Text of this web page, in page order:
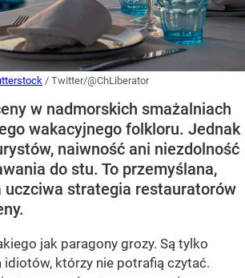
/ Twitter/@ChLiberator
w nadmorskich smażalniach
wakacyjnego folkloru. Jednak
naiwność ani niezdolność
do stu. To przemyślana,
uczciwa strategia restauratorów
jak paragony grozy. Są tylko
idiotów, którzy nie potrafią czytać.